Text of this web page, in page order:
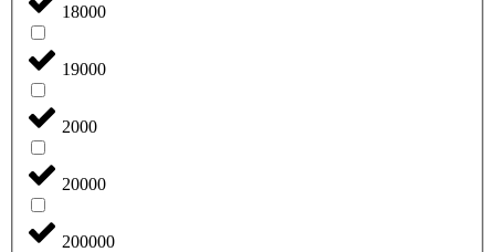
18000
19000
2000
20000
200000